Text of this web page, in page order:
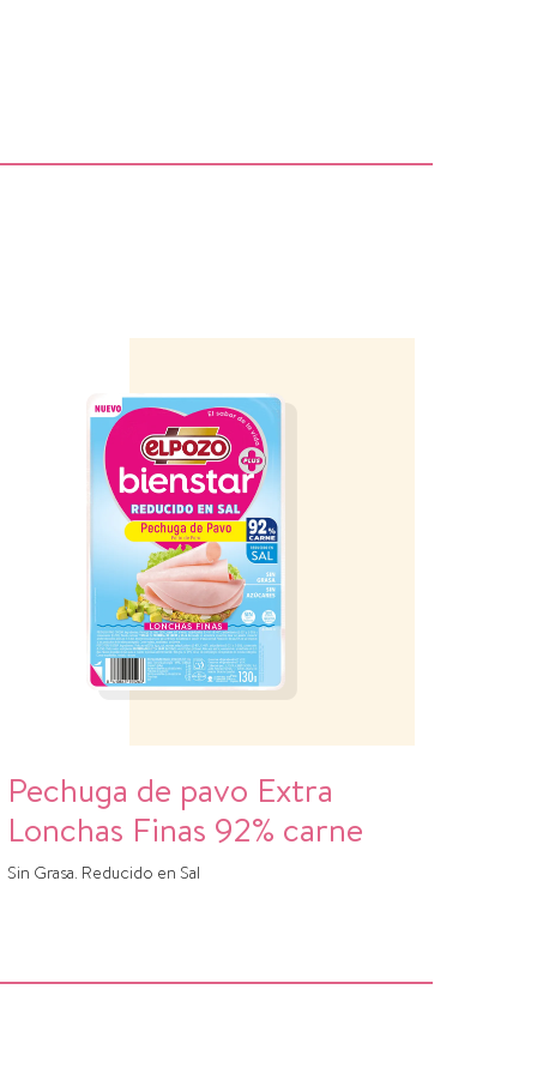
Pechuga de pavo Extra
Lonchas Finas 92% carne
Sin Grasa. Reducido en Sal